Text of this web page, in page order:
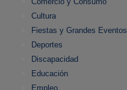
Cultura
Fiestas y Grandes Eventos
Deportes
Discapacidad
Educación
Empleo